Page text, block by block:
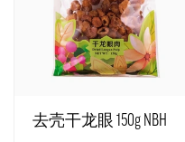
去壳干龙眼 150g NBH